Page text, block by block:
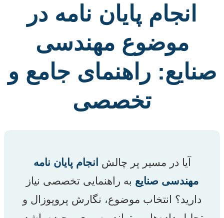
انجام پایان نامه در
موضوع مهندسی
صنایع: راهنمای جامع و
تخصصی
آیا در مسیر پر چالش
انجام پایان نامه
مهندسی صنایع به راهنمایی تخصصی نیاز
دارید؟ انتخاب موضوع، نگارش پروپوزال و